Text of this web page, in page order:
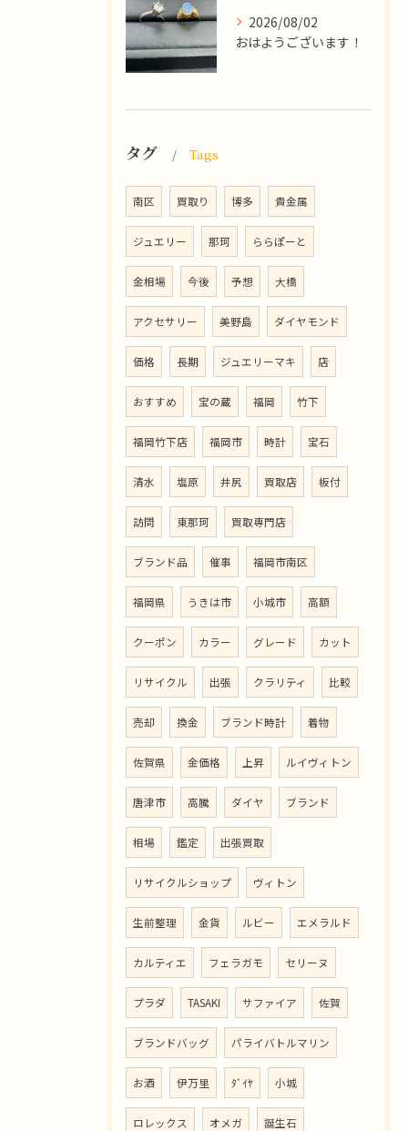
2026/08/02
​おはようございます！
タグ Tags
南区 買取り 博多 貴金属
ジュエリー 那珂 ららぽーと
金相場 今後 予想 大橋
アクセサリー 美野島 ダイヤモンド
価格 長期 ジュエリーマキ 店
おすすめ 宝の蔵 福岡 竹下
福岡竹下店 福岡市 時計 宝石
清水 塩原 井尻 買取店 板付
訪問 東那珂 買取専門店
ブランド品 催事 福岡市南区
福岡県 うきは市 小城市 高額
クーポン カラー グレード カット
リサイクル 出張 クラリティ 比較
売却 換金 ブランド時計 着物
佐賀県 金価格 上昇 ルイヴィトン
唐津市 高騰 ダイヤ ブランド
相場 鑑定 出張買取
リサイクルショップ ヴィトン
生前整理 金貨 ルビー エメラルド
カルティエ フェラガモ セリーヌ
プラダ TASAKI サファイア 佐賀
ブランドバッグ パライバトルマリン
お酒 伊万里 ﾀﾞｲﾔ 小城
ロレックス オメガ 誕生石